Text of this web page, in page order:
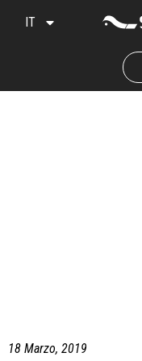
IT
18 Marzo, 2019